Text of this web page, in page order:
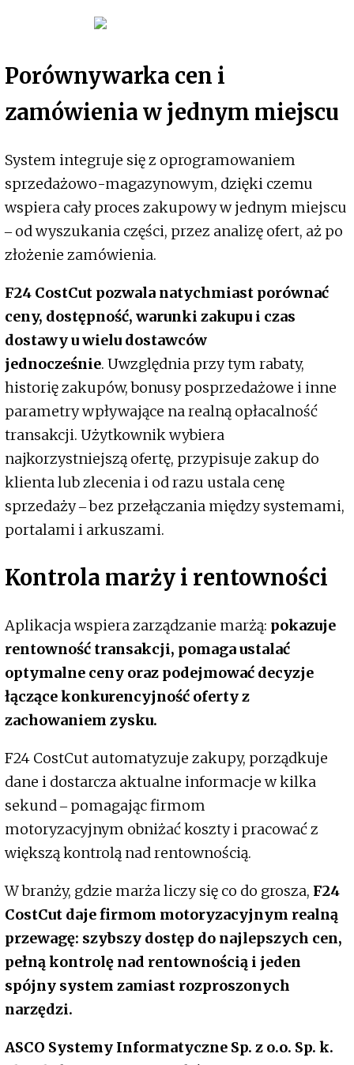
Porównywarka cen i
zamówienia w jednym miejscu
System integruje się z oprogramowaniem
sprzedażowo-magazynowym, dzięki czemu
wspiera cały proces zakupowy w jednym miejscu
‒ od wyszukania części, przez analizę ofert, aż po
złożenie zamówienia.
F24 CostCut pozwala natychmiast porównać
ceny, dostępność, warunki zakupu i czas
dostawy u wielu dostawców
jednocześnie. Uwzględnia przy tym rabaty,
historię zakupów, bonusy posprzedażowe i inne
parametry wpływające na realną opłacalność
transakcji. Użytkownik wybiera
najkorzystniejszą ofertę, przypisuje zakup do
klienta lub zlecenia i od razu ustala cenę
sprzedaży ‒ bez przełączania między systemami,
portalami i arkuszami.
Kontrola marży i rentowności
Aplikacja wspiera zarządzanie marżą: pokazuje
rentowność transakcji, pomaga ustalać
optymalne ceny oraz podejmować decyzje
łączące konkurencyjność oferty z
zachowaniem zysku.
F24 CostCut automatyzuje zakupy, porządkuje
dane i dostarcza aktualne informacje w kilka
sekund ‒ pomagając firmom
motoryzacyjnym obniżać koszty i pracować z
większą kontrolą nad rentownością.
W branży, gdzie marża liczy się co do grosza, F24
CostCut daje firmom motoryzacyjnym realną
przewagę: szybszy dostęp do najlepszych cen,
pełną kontrolę nad rentownością i jeden
spójny system zamiast rozproszonych
narzędzi.
ASCO Systemy Informatyczne Sp. z o.o. Sp. k.